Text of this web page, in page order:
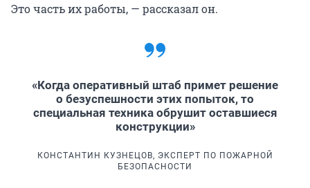
Это часть их работы, — рассказал он.
«Когда оперативный штаб примет решение
о безуспешности этих попыток, то
специальная техника обрушит оставшиеся
конструкции»
КОНСТАНТИН КУЗНЕЦОВ, ЭКСПЕРТ ПО ПОЖАРНОЙ
БЕЗОПАСНОСТИ